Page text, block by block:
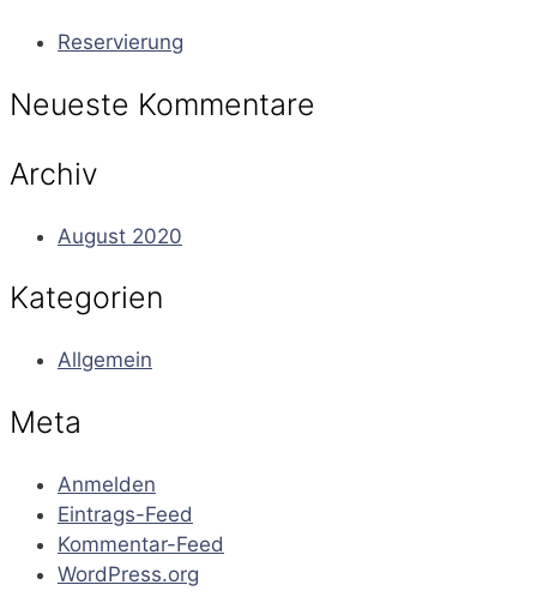
Reservierung
Neueste Kommentare
Archiv
August 2020
Kategorien
Allgemein
Meta
Anmelden
Eintrags-Feed
Kommentar-Feed
WordPress.org